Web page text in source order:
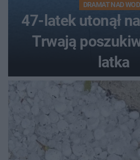
DRAMAT NAD
47-latek utonął
Trwają
latka